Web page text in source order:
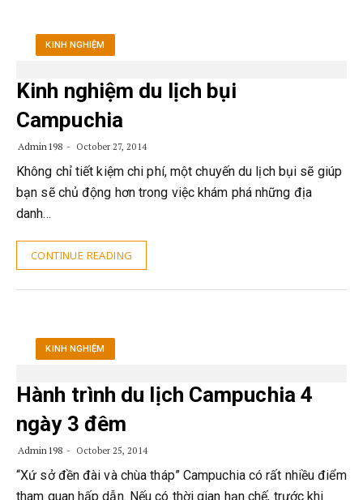
KINH NGHIỆM
Kinh nghiệm du lịch bụi
Campuchia
Admin198 October 27, 2014
Không chỉ tiết kiệm chi phí, một chuyến du lịch bụi sẽ giúp
bạn sẽ chủ động hơn trong việc khám phá những địa
danh…
CONTINUE READING
KINH NGHIỆM
Hành trình du lịch Campuchia 4
ngày 3 đêm
Admin198 October 25, 2014
“Xứ sở đền đài và chùa tháp” Campuchia có rất nhiều điểm
tham quan hấp dẫn. Nếu có thời gian hạn chế, trước khi